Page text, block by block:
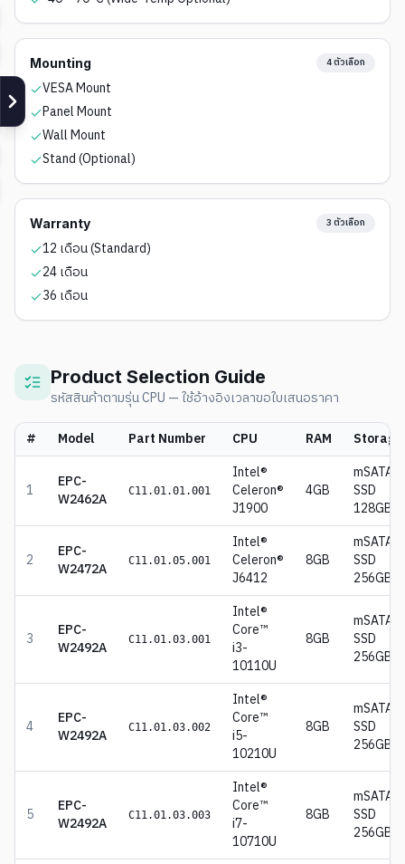
Mounting 4ตัวเลือก
VESA Mount
Panel Mount
Wall Mount
Stand (Optional)
Warranty 3ตัวเลือก
12 เดือน (Standard)
24 เดือน
36 เดือน
Product Selection Guide
รหัสสินค้าตามรุ่น CPU — ใช้อ้างอิงเวลาขอใบเสนอราคา
#
Model Part Number CPU RAM Storage
1
EPC-
W2462A
C11.01.01.001
Intel®
Celeron®
J1900
4GB
mSATA
SSD
128GB
2
EPC-
W2472A
C11.01.05.001
Intel®
Celeron®
J6412
8GB
mSATA
SSD
256GB
3
EPC-
W2492A
C11.01.03.001
Intel®
Core™
i3-
10110U
8GB
mSATA
SSD
256GB
4
EPC-
W2492A
C11.01.03.002
Intel®
Core™
i5-
10210U
8GB
mSATA
SSD
256GB
5
EPC-
W2492A
C11.01.03.003
Intel®
Core™
i7-
10710U
8GB
mSATA
SSD
256GB